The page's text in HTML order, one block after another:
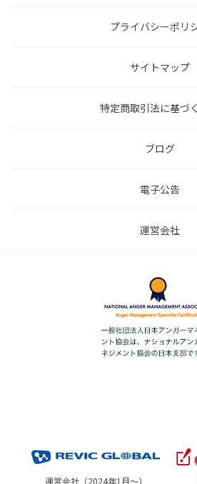
プライバシーポリ
サイトマップ
特定商取引法に基づ
ブログ
電子公告
運営会社
運営会社（2024年1月～）